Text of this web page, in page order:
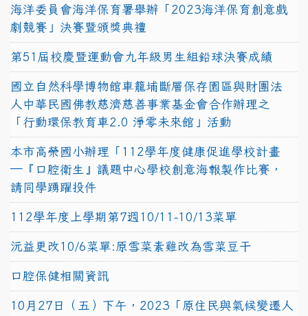
海洋委員會海洋保育署舉辦「2023海洋保育創意戲
劇競賽」決賽暨頒獎典禮
第51屆校慶暨運動會九年級男生組鉛球決賽成績
國立自然科學博物館車籠埔斷層保存園區與財團法
人中華民國佛教慈濟慈善事業基金會合作辦理之
「行動環保教育車2.0 淨零未來館」活動
本市高榮國小辦理「112學年度健康促進學校計畫
─『口腔衛生』議題中心學校創意海報製作比賽，
請同學踴躍投件
112學年度上學期第7週10/11-10/13菜單
沅益更改10/6菜單:原雪菜素雞改為雪菜豆干
口腔保健相關資訊
10月27日（五）下午，2023「原住民與氣候變遷人